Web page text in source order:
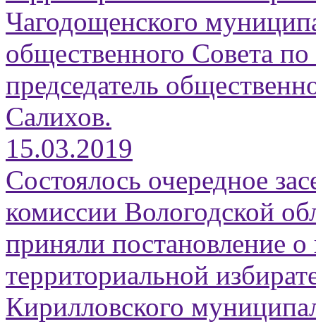
Чагодощенского
общественного Совета
председатель
Салихов.
15.03.2019
Состоялось очередное
комиссии Вологодской
приняли постановление о
территориальной
Кирилловского